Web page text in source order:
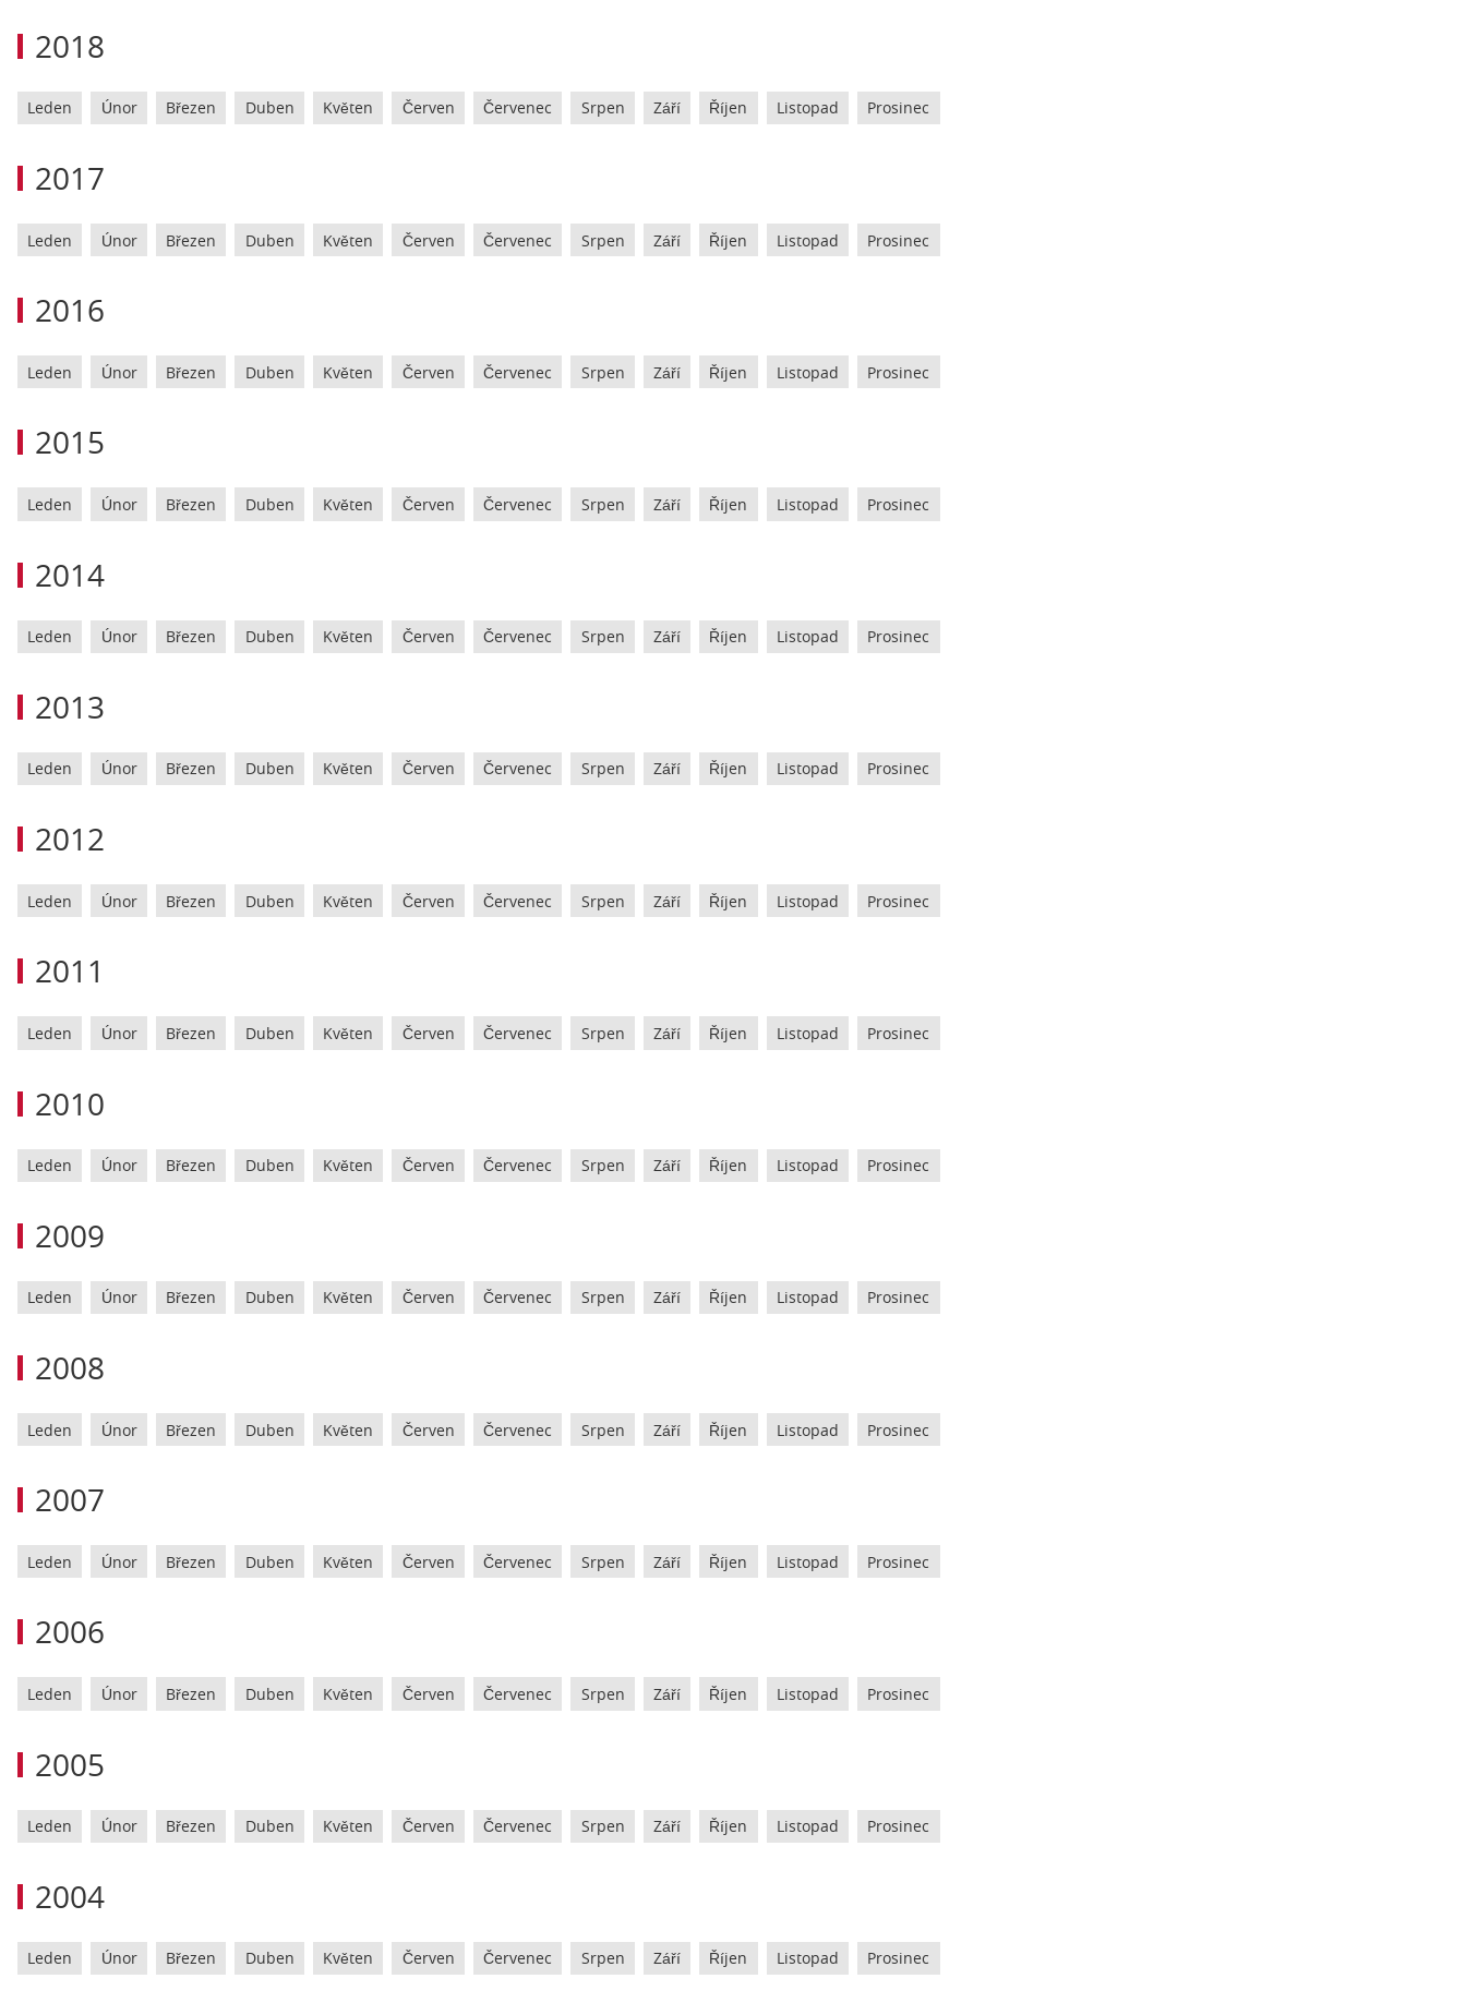
2018
Leden Únor Březen Duben Květen Červen Červenec Srpen Září Říjen Listopad Prosinec
2017
Leden Únor Březen Duben Květen Červen Červenec Srpen Září Říjen Listopad Prosinec
2016
Leden Únor Březen Duben Květen Červen Červenec Srpen Září Říjen Listopad Prosinec
2015
Leden Únor Březen Duben Květen Červen Červenec Srpen Září Říjen Listopad Prosinec
2014
Leden Únor Březen Duben Květen Červen Červenec Srpen Září Říjen Listopad Prosinec
2013
Leden Únor Březen Duben Květen Červen Červenec Srpen Září Říjen Listopad Prosinec
2012
Leden Únor Březen Duben Květen Červen Červenec Srpen Září Říjen Listopad Prosinec
2011
Leden Únor Březen Duben Květen Červen Červenec Srpen Září Říjen Listopad Prosinec
2010
Leden Únor Březen Duben Květen Červen Červenec Srpen Září Říjen Listopad Prosinec
2009
Leden Únor Březen Duben Květen Červen Červenec Srpen Září Říjen Listopad Prosinec
2008
Leden Únor Březen Duben Květen Červen Červenec Srpen Září Říjen Listopad Prosinec
2007
Leden Únor Březen Duben Květen Červen Červenec Srpen Září Říjen Listopad Prosinec
2006
Leden Únor Březen Duben Květen Červen Červenec Srpen Září Říjen Listopad Prosinec
2005
Leden Únor Březen Duben Květen Červen Červenec Srpen Září Říjen Listopad Prosinec
2004
Leden Únor Březen Duben Květen Červen Červenec Srpen Září Říjen Listopad Prosinec